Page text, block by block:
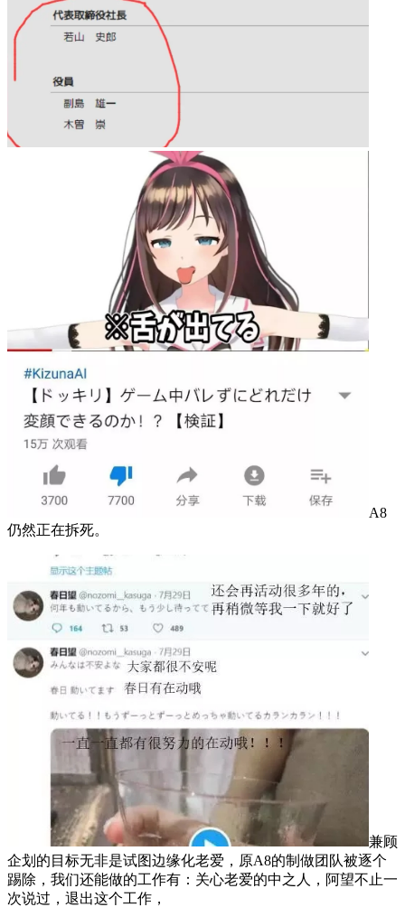
A8
仍然正在拆死。
兼顾
企划的目标无非是试图边缘化老爱，原A8的制做团队被逐个
踢除，我们还能做的工作有：关心老爱的中之人，阿望不止一
次说过，退出这个工作，